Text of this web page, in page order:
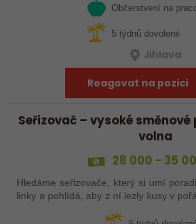
Občerstvení na
5 týdnů dovolené
Jihlava
Reagovat na pozici
Seřizovač – vysoké
volna
28 000 - 35
Hledáme seřizovače, který si umí
linky a pohlídá, aby z ní lezly kusy v